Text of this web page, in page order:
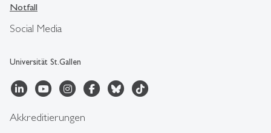
Social Media
Universität St.Gallen
Notfall
Akkreditierungen